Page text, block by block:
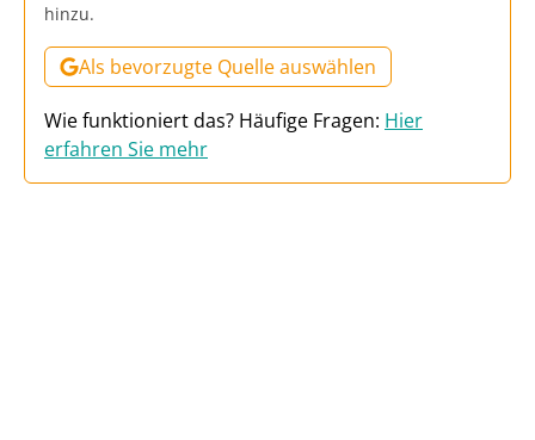
hinzu.
Als bevorzugte Quelle auswählen
Wie funktioniert das? Häufige Fragen: Hier
erfahren Sie mehr